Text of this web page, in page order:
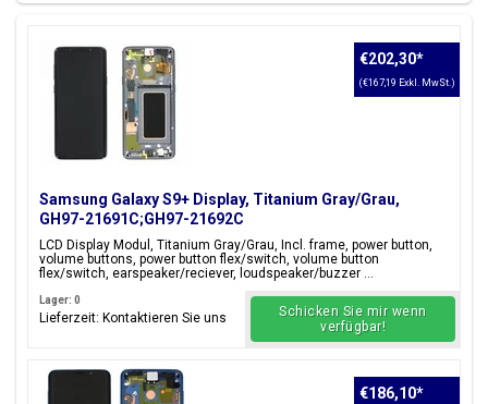
Samsung Galaxy S9+ Display, Titanium Gray/Grau,
GH97-21691C;GH97-21692C
LCD Display Modul, Titanium Gray/Grau, Incl. frame, power button,
volume buttons, power button flex/switch, volume button
flex/switch, earspeaker/reciever, loudspeaker/buzzer ...
€202,30*
(€167,19 Exkl. MwSt.)
Lager: 0
Lieferzeit: Kontaktieren Sie uns
Schicken Sie mir wenn
verfügbar!
€186,10*